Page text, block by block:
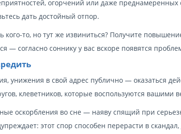
огорчений или даже преднамеренных
дать достойный отпор.
кого-то, но тут же извиниться? Получите
— согласно соннику у вас вскоре появятся
унижения в свой адрес публично — оказаться
клеветников, которые воспользуются вашими
оскорбления во сне — наяву спящий при
этот спор способен перерасти в